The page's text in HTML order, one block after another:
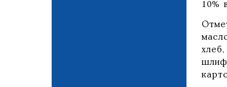
10%